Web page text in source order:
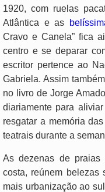
1920, com ruelas
Atlântica e as
Cravo e Canela” fica
centro e se deparar
escritor pertence ao
Gabriela. Assim
no livro de Jorge
diariamente para
resgatar a memória
teatrais durante a
As dezenas de
costa, reúnem belezas
mais urbanização ao